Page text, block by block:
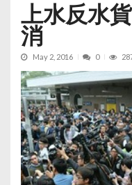
上水反水
消
May 2, 2016 0